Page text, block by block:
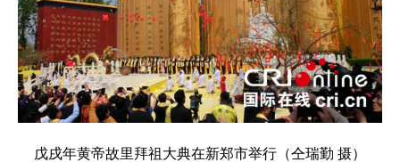
戊戌年黄帝故里拜祖大典在新郑市举行（仝瑞勤 摄）